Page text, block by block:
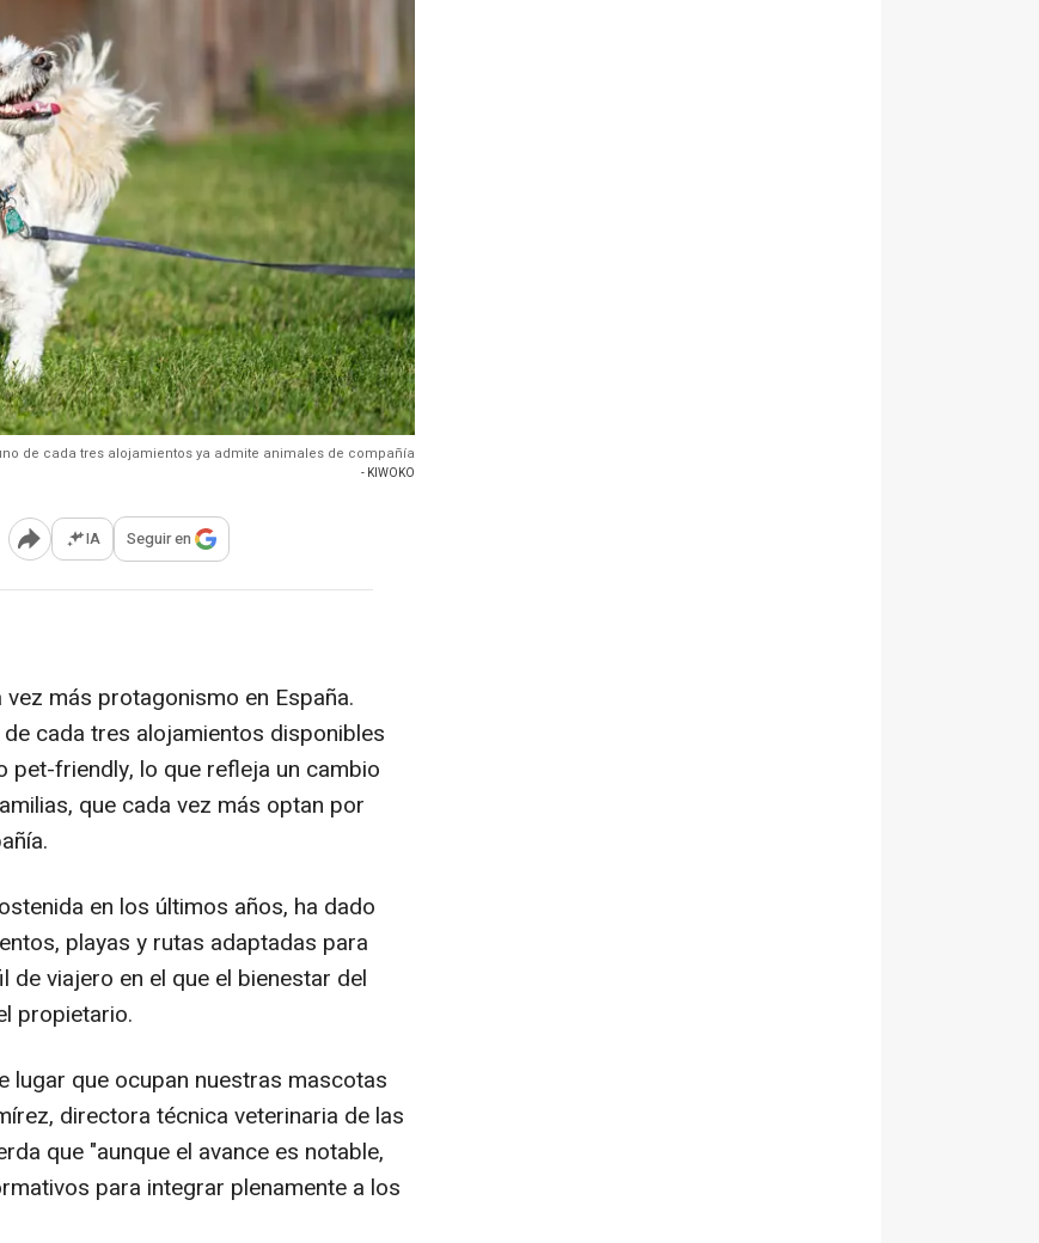
de cada tres alojamientos ya admite animales de compañía
- KIWOKO
Abrir opciones para compartir
IA Seguir en
más protagonismo en España.
cada tres alojamientos disponibles
pet-friendly, lo que refleja un cambio
que cada vez más optan por
en los últimos años, ha dado
playas y rutas adaptadas para
viajero en el que el bienestar del
propietario.
lugar que ocupan nuestras mascotas
directora técnica veterinaria de las
que "aunque el avance es notable,
para integrar plenamente a los